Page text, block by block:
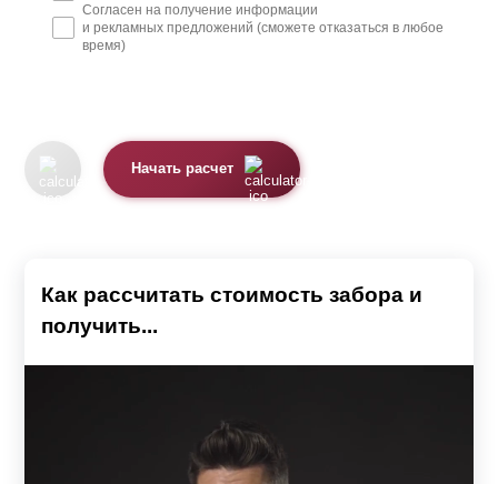
Согласен на получение информации
и рекламных предложений (сможете отказаться в любое
время)
Начать расчет
Как рассчитать стоимость забора и
получить...